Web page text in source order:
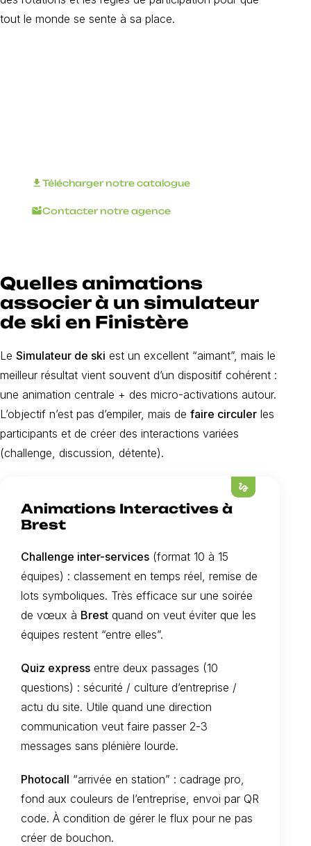
tout le monde se sente à sa place.
downloadTélécharger notre catalogue
mark_email_unreadContacter notre agence
Quelles animations
associer à un simulateur
de ski en Finistère
Le Simulateur de ski est un excellent “aimant”, mais le
meilleur résultat vient souvent d’un dispositif cohérent :
une animation centrale + des micro-activations autour.
L’objectif n’est pas d’empiler, mais de faire circuler les
participants et de créer des interactions variées
(challenge, discussion, détente).
Animations Interactives à
Brest
Challenge inter-services (format 10 à 15
équipes) : classement en temps réel, remise de
lots symboliques. Très efficace sur une soirée
de vœux à Brest quand on veut éviter que les
équipes restent “entre elles”.
Quiz express entre deux passages (10
questions) : sécurité / culture d’entreprise /
actu du site. Utile quand une direction
communication veut faire passer 2-3
messages sans plénière lourde.
Photocall “arrivée en station” : cadrage pro,
fond aux couleurs de l’entreprise, envoi par QR
code. À condition de gérer le flux pour ne pas
créer de bouchon.
gesture